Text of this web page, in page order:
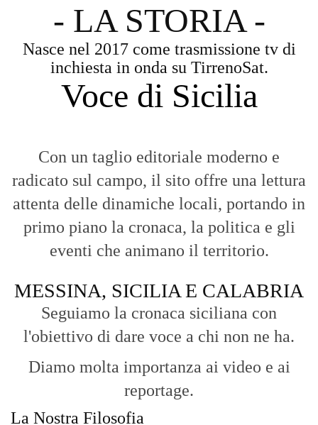
- LA STORIA -
Nasce nel 2017 come trasmissione tv di
inchiesta in onda su TirrenoSat.
Voce di Sicilia
Con un taglio editoriale moderno e
radicato sul campo, il sito offre una lettura
attenta delle dinamiche locali, portando in
primo piano la cronaca, la politica e gli
eventi che animano il territorio.
MESSINA, SICILIA E CALABRIA
Seguiamo la cronaca siciliana con
l'obiettivo di dare voce a chi non ne ha.
Diamo molta importanza ai video e ai
reportage.
La Nostra Filosofia